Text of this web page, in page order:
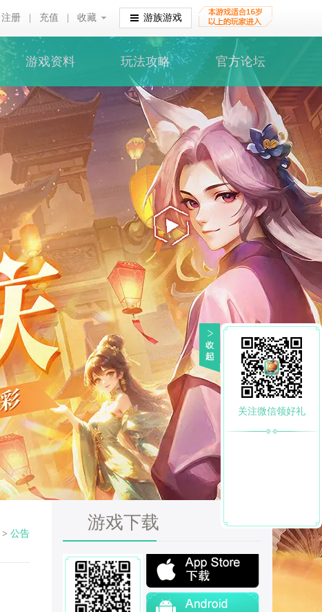
注册 充值 收藏
收藏 游族游戏
游戏资料 玩法攻略 官方论坛
> 公告
游戏下载
关注微信领好礼